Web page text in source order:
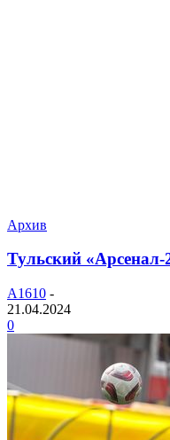
Архив
Тульский «Арсенал-
A1610 -
21.04.2024
0